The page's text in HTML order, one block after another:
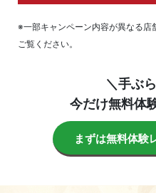
※一部キャンペーン内容が異なる店
ご覧ください。
＼手ぶ
今だけ無料体
まずは無料体験